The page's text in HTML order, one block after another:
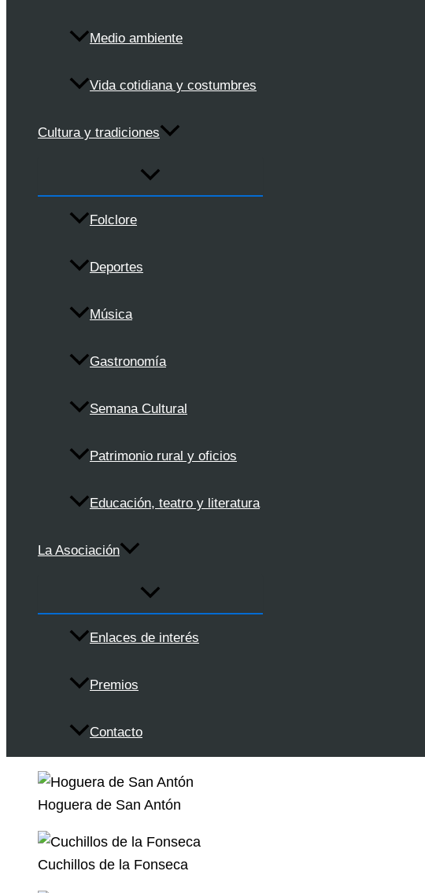
Medio ambiente
Vida cotidiana y costumbres
Cultura y tradiciones
Folclore
Deportes
Música
Gastronomía
Semana Cultural
Patrimonio rural y oficios
Educación, teatro y literatura
La Asociación
Enlaces de interés
Premios
Contacto
Hoguera de San Antón
Cuchillos de la Fonseca